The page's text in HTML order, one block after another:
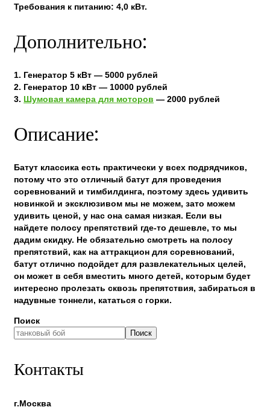
Требования к питанию: 4,0 кВт.
Дополнительно:
1. Генератор 5 кВт — 5000 рублей
2. Генератор 10 кВт — 10000 рублей
3. Шумовая камера для моторов — 2000 рублей
Описание:
Батут классика есть практически у всех подрядчиков,
потому что это отличный батут для проведения
соревнований и тимбилдинга, поэтому здесь удивить
новинкой и эксклюзивом мы не можем, зато можем
удивить ценой, у нас она самая низкая. Если вы
найдете полосу препятствий где-то дешевле, то мы
дадим скидку. Не обязательно смотреть на полосу
препятствий, как на аттракцион для соревнований,
батут отлично подойдет для развлекательных целей,
он может в себя вместить много детей, которым будет
интересно пролезать сквозь препятствия, забираться в
надувные тоннели, кататься с горки.
Поиск
Поиск
Контакты
г.Москва